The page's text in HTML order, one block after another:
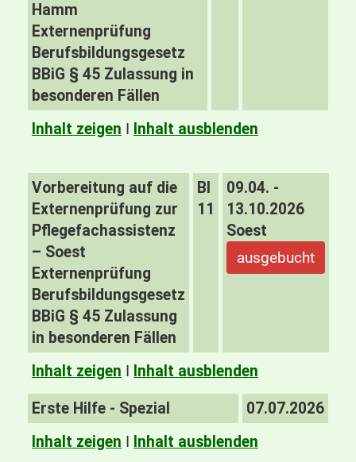
Hamm
Externenprüfung
Berufsbildungsgesetz
BBiG § 45 Zulassung in
besonderen Fällen
Inhalt zeigen I Inhalt ausblenden
Vorbereitung auf die
Externenprüfung zur
Pflegefachassistenz
– Soest
Externenprüfung
Berufsbildungsgesetz
BBiG § 45 Zulassung
in besonderen Fällen
BI
11
09.04. -
13.10.2026
Soest
ausgebucht
Inhalt zeigen I Inhalt ausblenden
Erste Hilfe - Spezial
07.07.2026
Inhalt zeigen I Inhalt ausblenden